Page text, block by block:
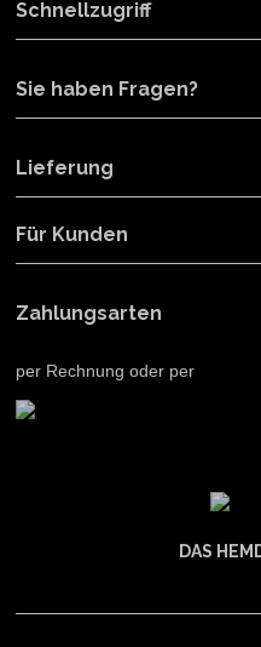
Schnellzugriff
Sie haben Fragen?
Lieferung
Für Kunden
Zahlungsarten
per Rechnung oder per
DAS